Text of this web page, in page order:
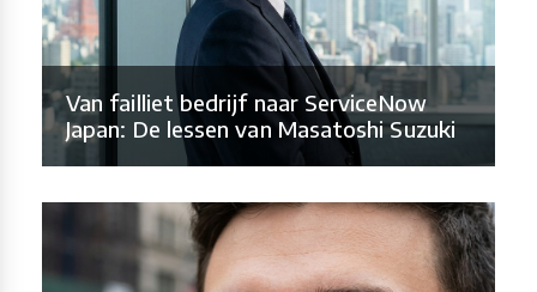
Van failliet bedrijf naar ServiceNow
Japan: De lessen van Masatoshi Suzuki